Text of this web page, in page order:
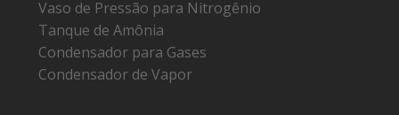
Vaso de Pressão para Nitrogênio
Tanque de Amônia
Condensador para Gases
Condensador de Vapor